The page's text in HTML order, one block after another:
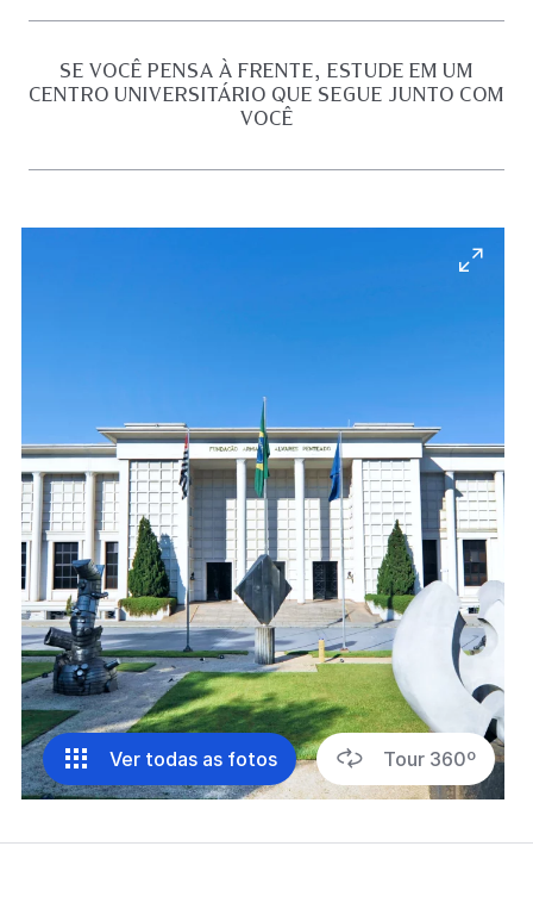
SE VOCÊ PENSA À FRENTE, ESTUDE EM UM
CENTRO UNIVERSITÁRIO QUE SEGUE JUNTO COM
VOCÊ
Ver todas as fotos Tour 360º